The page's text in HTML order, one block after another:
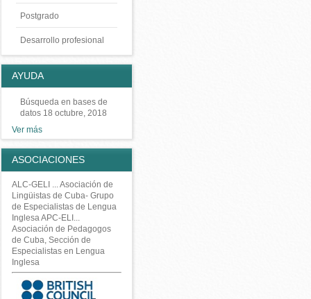
Postgrado
Desarrollo profesional
AYUDA
Búsqueda en bases de
datos18 octubre, 2018
Ver más
ASOCIACIONES
ALC-GELI ... Asociación de
Lingüistas de Cuba- Grupo
de Especialistas de Lengua
Inglesa APC-ELI...
Asociación de Pedagogos
de Cuba, Sección de
Especialistas en Lengua
Inglesa